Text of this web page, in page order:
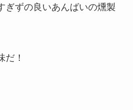
ぎずの良いあんばいの燻製
だ！